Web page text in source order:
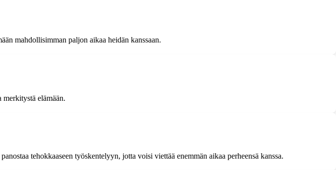
mahdollisimman paljon aikaa heidän kanssaan.
merkitystä elämään.
tehokkaaseen työskentelyyn, jotta voisi viettää enemmän aikaa perheensä kanssa.